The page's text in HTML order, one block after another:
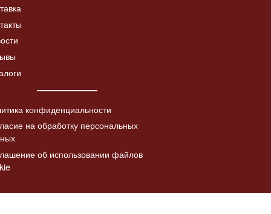
«Коза с
патине
конфиденциальности
на обработку персональных
об использовании файлов